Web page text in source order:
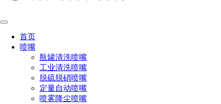
首页
喷嘴
瓶罐清洗喷嘴
工业清洗喷嘴
脱硫脱硝喷嘴
定量自动喷嘴
喷雾降尘喷嘴
可通过高压软管远距离送入管道，自动旋
转推进，实现管道内壁全覆盖清洗。